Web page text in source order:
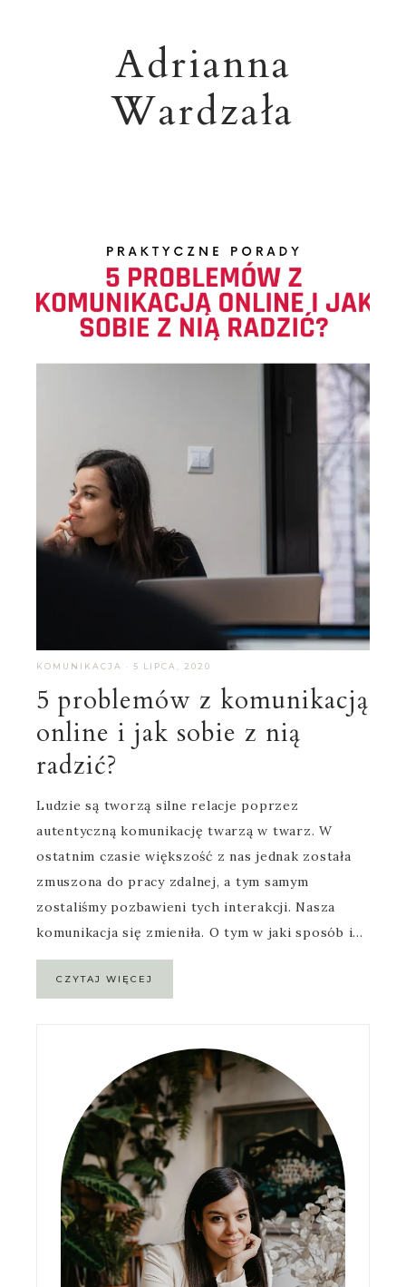
Adrianna
Wardzała
KOMUNIKACJA · 5 LIPCA, 2020
5 problemów z komunikacją
online i jak sobie z nią
radzić?
Ludzie są tworzą silne relacje poprzez
autentyczną komunikację twarzą w twarz. W
ostatnim czasie większość z nas jednak została
zmuszona do pracy zdalnej, a tym samym
zostaliśmy pozbawieni tych interakcji. Nasza
komunikacja się zmieniła. O tym w jaki sposób i…
CZYTAJ WIĘCEJ